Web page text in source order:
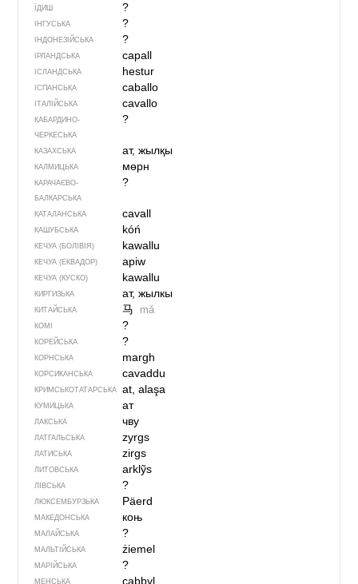
ЇДИШ ?
ІНГУСЬКА ?
ІНДОНЕЗІЙСЬКА ?
ІРЛАНДСЬКА capall
ІСЛАНДСЬКА hestur
ІСПАНСЬКА caballo
ІТАЛІЙСЬКА cavallo
КАБАРДИНО-
ЧЕРКЕСЬКА
?
КАЗАХСЬКА ат, жылқы
КАЛМИЦЬКА мөрн
КАРАЧАЄВО-
БАЛКАРСЬКА
?
КАТАЛАНСЬКА cavall
КАШУБСЬКА kóń
КЕЧУА (БОЛІВІЯ) kawallu
КЕЧУА (ЕКВАДОР) apiw
КЕЧУА (КУСКО) kawallu
КИРГИЗЬКА ат, жылкы
КИТАЙСЬКА 马 mǎ
КОМІ ?
КОРЕЙСЬКА ?
КОРНСЬКА margh
КОРСИКАНСЬКА cavaddu
КРИМСЬКОТАТАРСЬКА at, alaşa
КУМИЦЬКА ат
ЛАКСЬКА чву
ЛАТГАЛЬСЬКА zyrgs
ЛАТИСЬКА zirgs
ЛИТОВСЬКА arklỹs
ЛІВСЬКА ?
ЛЮКСЕМБУРЗЬКА Päerd
МАКЕДОНСЬКА коњ
МАЛАЙСЬКА ?
МАЛЬТІЙСЬКА żiemel
МАРІЙСЬКА ?
МЕНСЬКА cabbyl